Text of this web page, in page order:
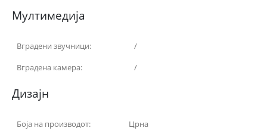
Мултимедија
Вградени звучници:
/
Вградена камера:
/
Дизајн
Боја на производот: Црна